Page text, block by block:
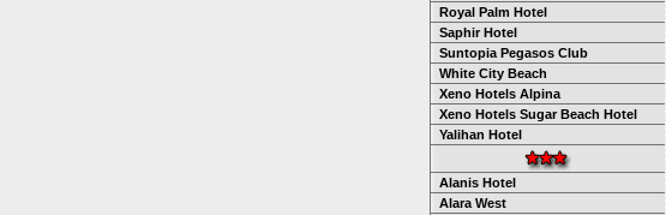
Royal Palm Hotel
Saphir Hotel
Suntopia Pegasos Club
White City Beach
Xeno Hotels Alpina
Xeno Hotels Sugar Beach Hotel
Yalihan Hotel
Alanis Hotel
Alara West